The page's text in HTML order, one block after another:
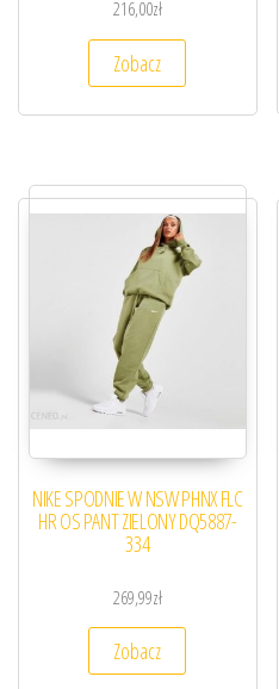
216,00zł
Zobacz
NIKE SPODNIE W NSW PHNX FLC
HR OS PANT ZIELONY DQ5887-
334
269,99zł
Zobacz